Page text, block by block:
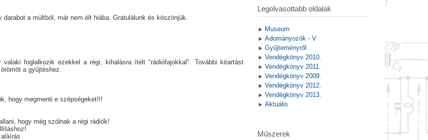
darabot a múltból, már nem élt hiába. Gratulálunk és köszönjük.
valaki foglalkozik ezekkel a régi, kihalásra ítélt "rádiófajokkal". További kitartást
a gyűjtéshez.
hogy megmenti e szépségeket!!!
hogy még szólnak a régi rádiók!
Legolvasottabb oldalak
Museum
Adományozók - V
Gyűjteményről
Vendégkönyv 2010.
Vendégkönyv 2011.
Vendégkönyv 2009.
Vendégkönyv 2012.
Vendégkönyv 2013.
Aktuális
Műszerek